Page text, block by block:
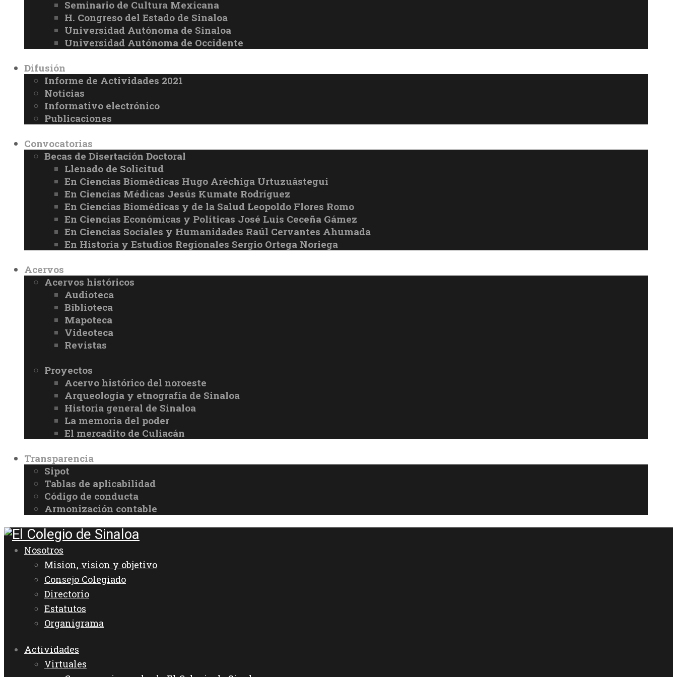
Seminario de Cultura Mexicana
H. Congreso del Estado de Sinaloa
Universidad Autónoma de Sinaloa
Universidad Autónoma de Occidente
Difusión
Informe de Actividades 2021
Noticias
Informativo electrónico
Publicaciones
Convocatorias
Becas de Disertación Doctoral
Llenado de Solicitud
En Ciencias Biomédicas Hugo Aréchiga Urtuzuástegui
En Ciencias Médicas Jesús Kumate Rodríguez
En Ciencias Biomédicas y de la Salud Leopoldo Flores Romo
En Ciencias Económicas y Políticas José Luis Ceceña Gámez
En Ciencias Sociales y Humanidades Raúl Cervantes Ahumada
En Historia y Estudios Regionales Sergio Ortega Noriega
Acervos
Acervos históricos
Audioteca
Biblioteca
Mapoteca
Videoteca
Revistas
Proyectos
Acervo histórico del noroeste
Arqueología y etnografía de Sinaloa
Historia general de Sinaloa
La memoria del poder
El mercadito de Culiacán
Transparencia
Sipot
Tablas de aplicabilidad
Código de conducta
Armonización contable
Nosotros
Mision, vision y objetivo
Consejo Colegiado
Directorio
Estatutos
Organigrama
Actividades
Virtuales